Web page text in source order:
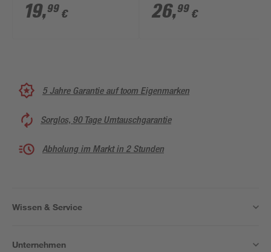
19,99 € 26,99 €
5 Jahre Garantie auf toom Eigenmarken
Sorglos, 90 Tage Umtauschgarantie
Abholung im Markt in 2 Stunden
Wissen & Service
Unternehmen